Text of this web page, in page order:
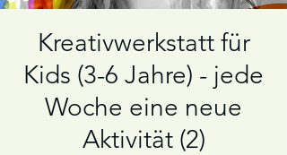
Kreativwerkstatt für
Kids (3-6 Jahre) - jede
Woche eine neue
Aktivität (2)